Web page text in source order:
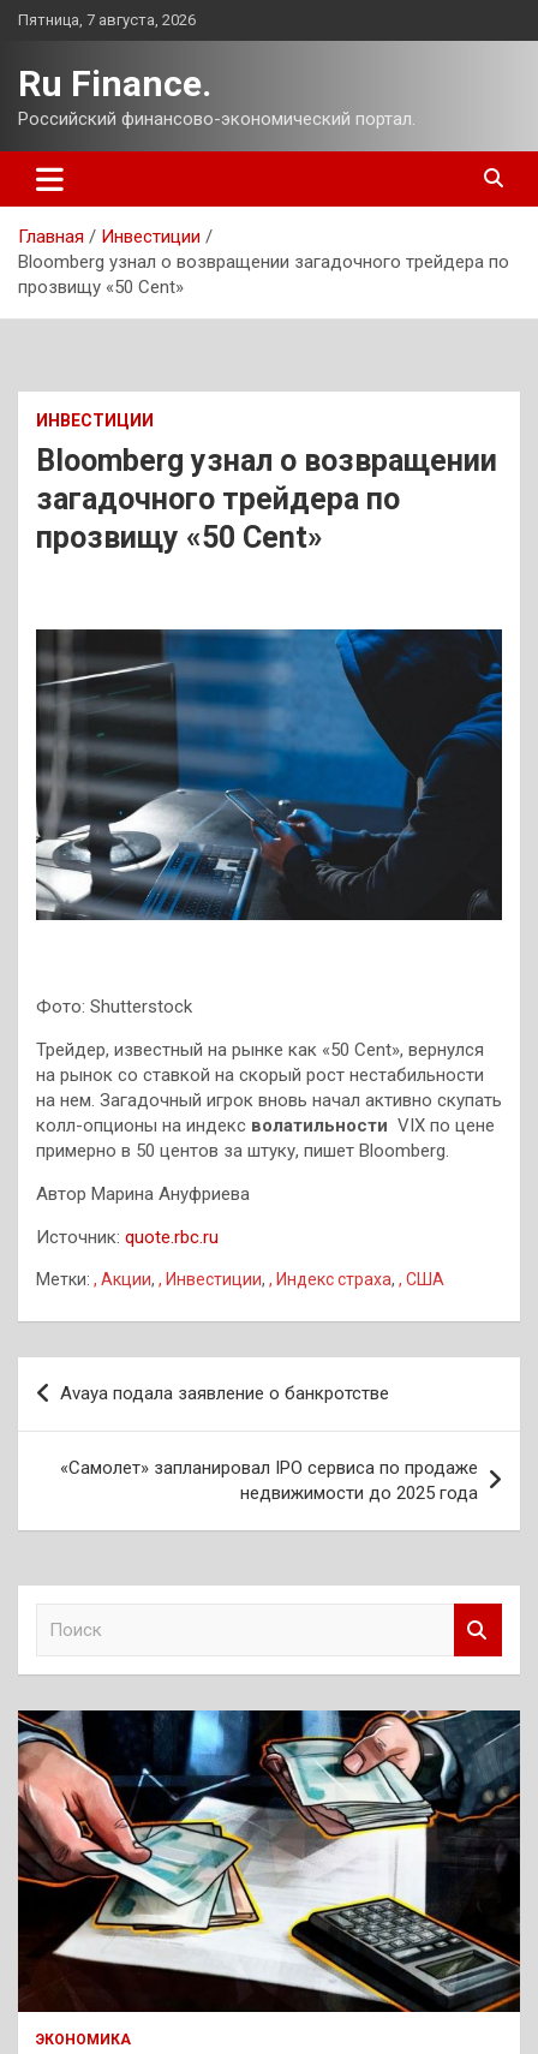
Перейти
Пятница, 7 августа, 2026
Ru Finance.
Российский финансово-экономический портал.
Главная
Инвестиции
Bloomberg узнал о возвращении загадочного трейдера по
прозвищу «50 Cent»
ИНВЕСТИЦИИ
Bloomberg узнал о возвращении
загадочного трейдера по
прозвищу «50 Cent»
Фото: Shutterstock
Трейдер, известный на рынке как «50 Cent», вернулся
на рынок со ставкой на скорый рост нестабильности
на нем. Загадочный игрок вновь начал активно скупать
колл-опционы на индекс волатильности VIX по цене
примерно в 50 центов за штуку, пишет Bloomberg.
Автор Марина Ануфриева
Источник: quote.rbc.ru
Метки: , Акции, , Инвестиции, , Индекс страха, , США
Навигация
по
записям
Avaya подала заявление о банкротстве
«Самолет» запланировал IPO сервиса по продаже
недвижимости до 2025 года
к
ЭКОНОМИКА